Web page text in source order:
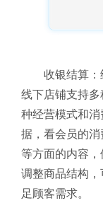
收银结算：
线下店铺支持
种经营模式和
据，看会员的
等方面的内容
调整商品结构
足顾客需求。